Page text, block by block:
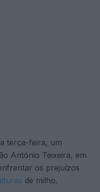
terça-feira, um
António Teixeira, em
os prejuízos
de milho.